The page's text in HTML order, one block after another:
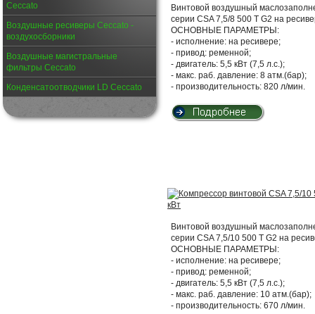
Ceccato
Воздушные ресиверы Ceccato -
воздухосборники
Воздушные магистральные
фильтры Ceccato
Конденсатоотводчики LD Ceccato
Винтовой воздушный
серии CSA 7,5/8 500 T G2 на
ОСНОВНЫЕ ПАРАМЕТРЫ:
- исполнение: на ресивере;
- привод: ременной;
- двигатель: 5,5 кВт (7,5 л.с.);
- макс. раб. давление: 8 атм.(бар);
- производительность: 820 л/мин.
Винтовой воздушный
серии CSA 7,5/10 500 T G2 на
ОСНОВНЫЕ ПАРАМЕТРЫ:
- исполнение: на ресивере;
- привод: ременной;
- двигатель: 5,5 кВт (7,5 л.с.);
- макс. раб. давление: 10 атм.(бар);
- производительность: 670 л/мин.